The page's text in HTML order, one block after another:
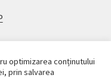
optimizarea conținutului
prin salvarea